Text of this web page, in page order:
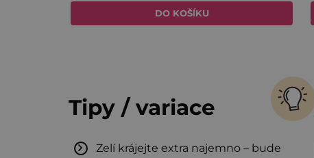
Tipy / variace
Zelí krájejte extra najemno – bude